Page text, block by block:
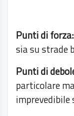
Punti di forza:
sia su strade
Punti di
particolare
imprevedibile